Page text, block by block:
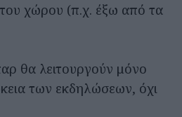
χώρου (π.χ. έξω από τα
θα λειτουργούν μόνο
των εκδηλώσεων, όχι